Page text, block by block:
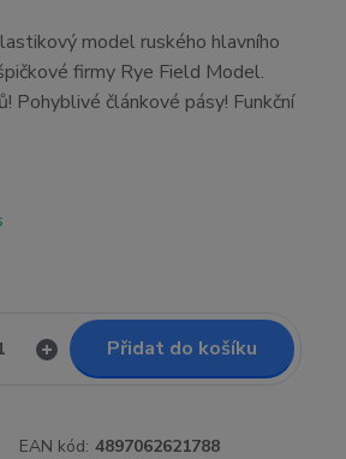
model ruského hlavního
firmy Rye Field Model.
Pohyblivé článkové pásy! Funkční
Přidat do košíku
EAN kód: 4897062621788